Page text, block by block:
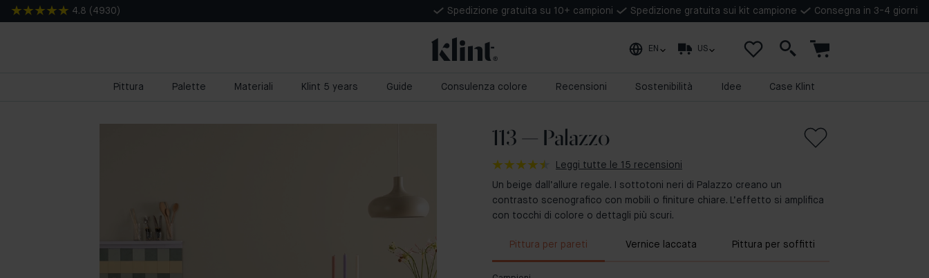
4.8 ( 4930 ) Spedizione gratuita su 10+ campioni Spedizione gratuita sui kit campione Consegna in 3-4 giorni
EN US
Pittura Palette Materiali Klint 5 years Guide Consulenza colore Recensioni Sostenibilità Idee Case Klint
113 — Palazzo
Leggi tutte le 15 recensioni
Un beige dall’allure regale. I sottotoni neri di Palazzo creano un
contrasto scenografico con mobili o finiture chiare. L’effetto si amplifica
con tocchi di colore o dettagli più scuri.
Pittura per pareti Vernice laccata Pittura per soffitti